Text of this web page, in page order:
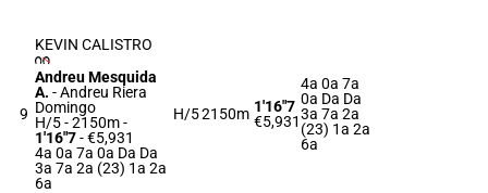
9
KEVIN CALISTRO
Andreu Mesquida
A. -Andreu Riera
Domingo
H/5 - 2150m-
1'16"7- €5,931
4a 0a 7a 0a Da Da
3a 7a 2a (23) 1a 2a
6a
H/52150m 1'16"7
€5,931
4a 0a 7a
0a Da Da
3a 7a 2a
(23) 1a 2a
6a